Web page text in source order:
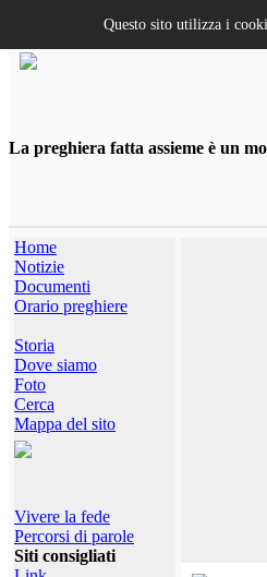
La preghiera fatta assieme è un
Home
Notizie
Documenti
Orario preghiere
Storia
Dove siamo
Foto
Cerca
Mappa del sito
Vivere la fede
Percorsi di parole
Siti consigliati
Questo sito utilizza i